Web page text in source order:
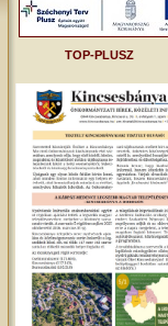
TOP-PLUSZ